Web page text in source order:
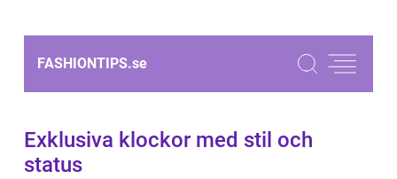
FASHIONTIPS.se
Exklusiva klockor med stil och
status